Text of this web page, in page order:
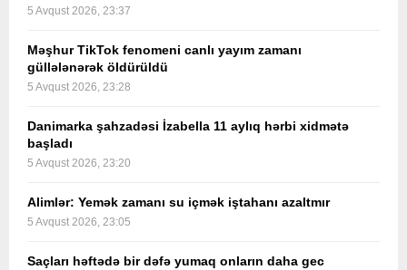
5 Avqust 2026, 23:37
Məşhur TikTok fenomeni canlı yayım zamanı
güllələnərək öldürüldü
5 Avqust 2026, 23:28
Danimarka şahzadəsi İzabella 11 aylıq hərbi xidmətə
başladı
5 Avqust 2026, 23:20
Alimlər: Yemək zamanı su içmək iştahanı azaltmır
5 Avqust 2026, 23:05
Saçları həftədə bir dəfə yumaq onların daha gec